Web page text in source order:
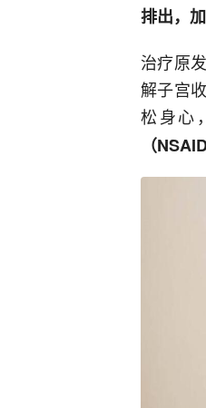
排出，
治疗原
解子宫
松身心
（